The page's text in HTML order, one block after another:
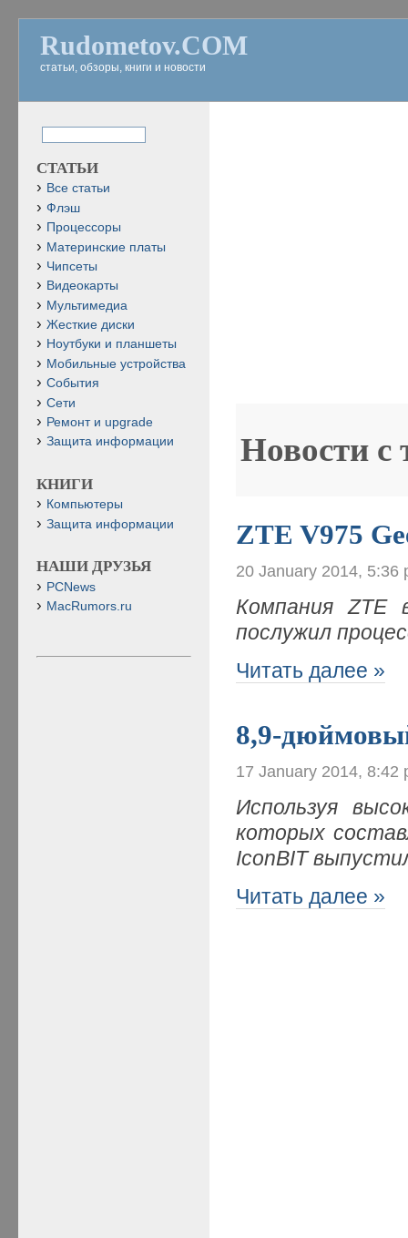
Rudometov.COM
статьи, обзоры, книги и новости
Новости с
ZTE V975
20 January 2014, 5:36
Компания ZTE
послужил
Читать далее »
8,9-
17 January 2014, 8:42
Используя
которых
IconBIT
Читать далее »
СТАТЬИ
Все статьи
Флэш
Процессоры
Материнские платы
Чипсеты
Видеокарты
Мультимедиа
Жесткие диски
Ноутбуки и планшеты
Мобильные устройства
События
Сети
Ремонт и upgrade
Защита информации
КНИГИ
Компьютеры
Защита информации
НАШИ ДРУЗЬЯ
PCNews
MacRumors.ru